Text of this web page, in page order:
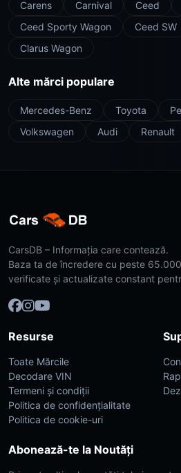
Carens Carnival Ceed
Ceed Sporty Wagon
Ceed SW
Clarus Wagon
Alte mărci populare
Mercedes-Benz Toyota
Volkswagen
Audi Renault
CarsDB – Informația care contează.
Baza ta de încredere cu peste
verificate și actualizate constant
Resurse
Toate Mărcile
Decodare VIN
Termeni și condiții
Politica de confidențialitate
Politica de cookie-uri
Abonează-te la Noutăți